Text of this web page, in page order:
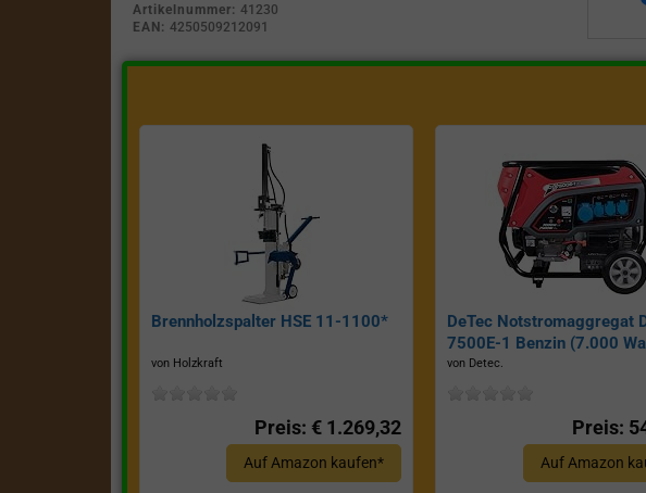
Artikelnummer: 41230
EAN: 4250509212091
Brennholzspalter HSE 11-1100*
von Holzkraft
Preis: € 1.269,32
Auf Amazon kaufen*
DeTec Notstromaggregat
7500E-1 Benzin (7.000
von Detec.
Preis:
Auf Amazon